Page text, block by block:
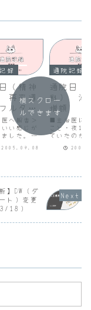
録
（精神
再来週
ルタイ
へ報告＞
い感じが
ました。仕
います。仕
日しまし
眠時間
週 8.5ｈ
ｈ、昼0.0
2005.09.08
通院記録
通院日（
科） 治
増額
■主治医に
こと・夜18
ていたのが
た。・深夜
昨日午後か
を取りまし
昨日は20時
で残業しま
横スクロー
ルできます
】DW（ダ
ト）変更
18）